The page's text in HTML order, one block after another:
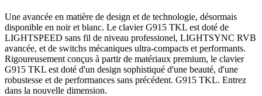
Une avancée en matière de design et de technologie, désormais
disponible en noir et blanc. Le clavier G915 TKL est doté de
LIGHTSPEED sans fil de niveau professionel, LIGHTSYNC RVB
avancée, et de switchs mécaniques ultra-compacts et performants.
Rigoureusement conçus à partir de matériaux premium, le clavier
G915 TKL est doté d'un design sophistiqué d'une beauté, d'une
robustesse et de performances sans précédent. G915 TKL. Entrez
dans la nouvelle dimension.